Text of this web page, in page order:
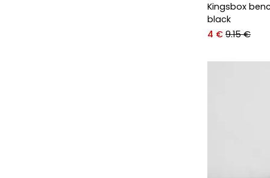
Kingsbox
black
4 € 9.15 €